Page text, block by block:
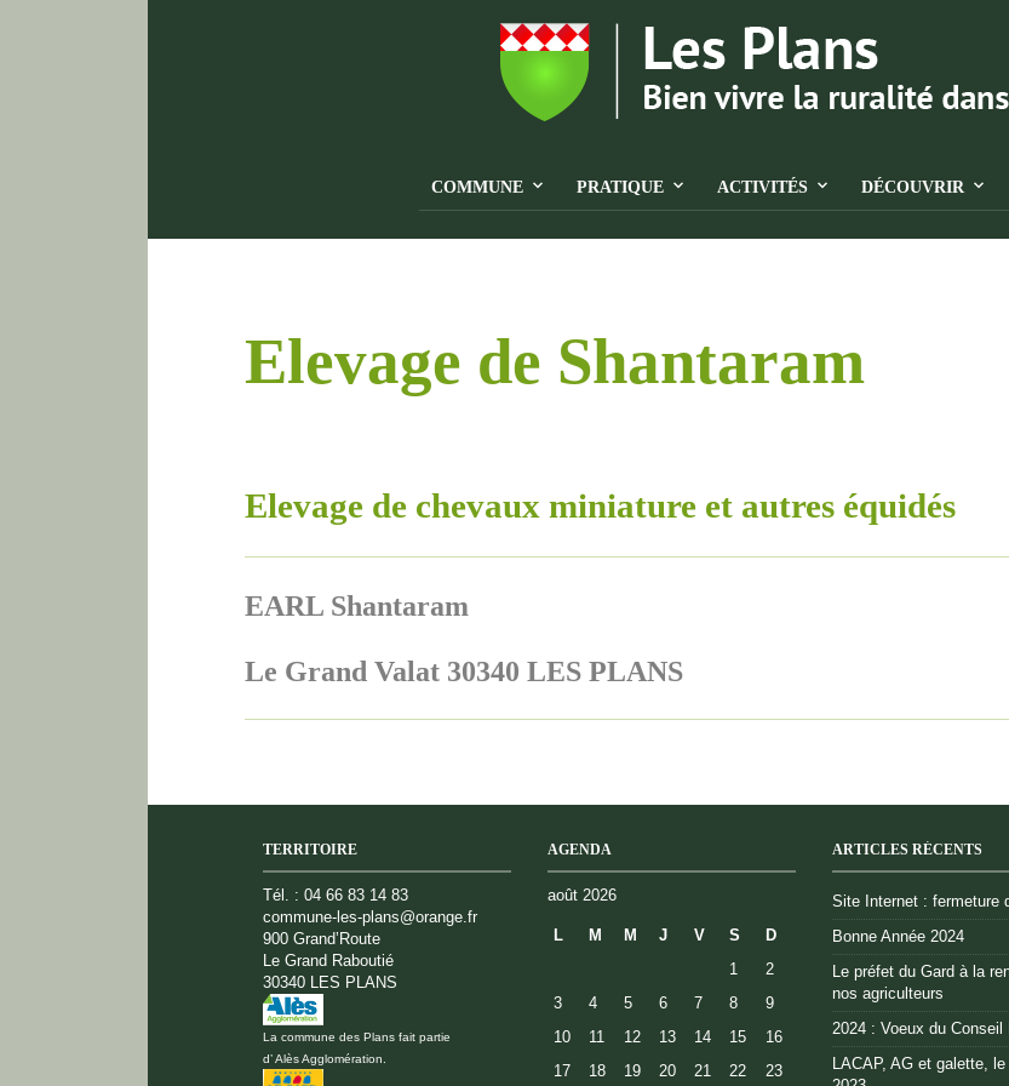
COMMUNE PRATIQUE ACTIVITÉS DÉCOUVRIR
Elevage de Shantaram
Elevage de chevaux miniature et autres équidés
EARL Shantaram
Le Grand Valat 30340 LES PLANS
TERRITOIRE
Tél. : 04 66 83 14 83
commune-les-plans@orange.fr
900 Grand’Route
Le Grand Raboutié
30340 LES PLANS
La commune des Plans fait partie
d’ Alès Agglomération.
AGENDA
août 2026
L M M J V S
D
1
2
3
4 5 6 7 8
9
10
11 12 13 14 15
16
17
18 19 20 21 22 23
ARTICLES RÉCENTS
Site Internet : fermeture
Bonne Année 2024
Le préfet du Gard à la
nos agriculteurs
2024 : Voeux du Conseil
LACAP, AG et galette,